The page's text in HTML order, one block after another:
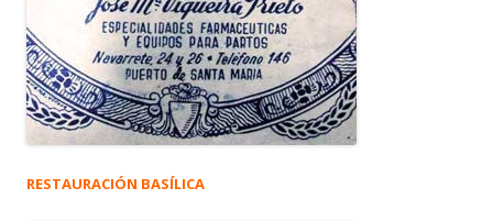
RESTAURACIÓN BASÍLICA